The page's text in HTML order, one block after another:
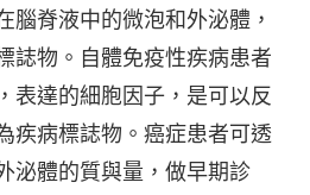
腦脊液中的微泡和外泌體，
誌物。自體免疫性疾病患者
表達的細胞因子，是可以反
疾病標誌物。癌症患者可透
泌體的質與量，做早期診